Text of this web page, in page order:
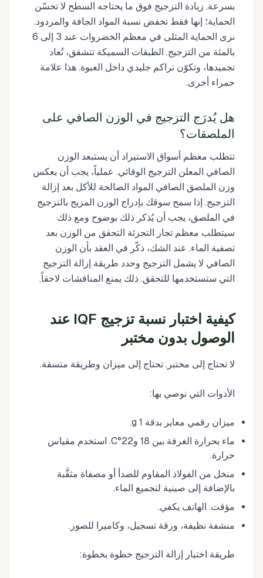
بسرعة. زيادة التزجيج فوق ما يحتاجه السطح لا تحسّن
الحماية؛ إنها فقط تخفض نسبة المواد الجافة والمردود.
نرى الحماية المثلى في معظم الخضروات عند 3 إلى 6
بالمئة من التزجيج. الطبقات السميكة تتشقق، تُعاد
تجميدها، وتكوّن تراكم جليدي داخل العبوة. هذا علامة
حمراء أخرى.
هل يُدرَج التزجيج في الوزن الصافي على
الملصقات؟
تتطلب معظم أسواق الاستيراد أن يستبعد الوزن
الصافي المعلن التزجيج الوقائي. عملياً، يجب أن يعكس
وزن الملصق الصافي المواد الصالحة للأكل بعد إزالة
التزجيج. إذا سمح سوقك بإدراج الوزن المزيج بالتزجيج
في الملصق، يجب أن يُذكر ذلك بوضوح ومع ذلك
سيتطلب معظم تجار التجزئة التحقق من الوزن بعد
تصفية الماء. عند الشك، ذكّر في العقد بأن الوزن
الصافي لا يشمل التزجيج وحدد طريقة إزالة التزجيج
التي ستستخدمها للتحقق. ذلك يمنع المناقشات لاحقاً.
كيفية اختبار نسبة تزجيج IQF عند
الوصول بدون مختبر
لا تحتاج إلى مختبر. تحتاج إلى ميزان وطريقة متسقة.
الأدوات التي نوصي بها:
ميزان رقمي معاير بدقة 1 g.
ماء بحرارة الغرفة بين 18 و22°C. استخدم مقياس
حرارة.
منخل من الفولاذ المقاوم للصدأ أو مصفاة مثقَّبة
بالإضافة إلى صينية لتجميع الماء.
مؤقت. الهاتف يكفي.
منشفة نظيفة، ورقة تسجيل، وكاميرا للصور.
طريقة اختبار إزالة التزجيج خطوة بخطوة: